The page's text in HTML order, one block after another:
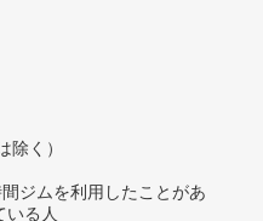
除く）
ジムを利用したことがあ
いる人